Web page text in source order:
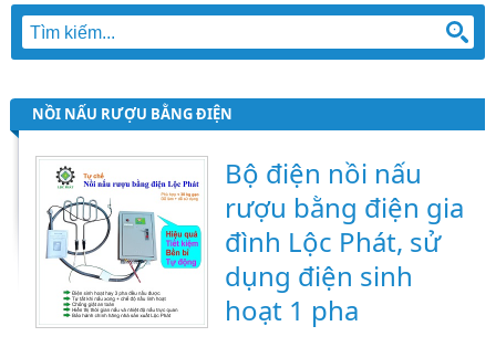
NỒI NẤU RƯỢU BẰNG ĐIỆN
Bộ điện nồi nấu
rượu bằng điện gia
đình Lộc Phát, sử
dụng điện sinh
hoạt 1 pha